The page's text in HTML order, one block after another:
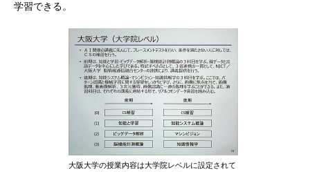
学習できる。
大阪大学の授業内容は大学院レベルに設定されて